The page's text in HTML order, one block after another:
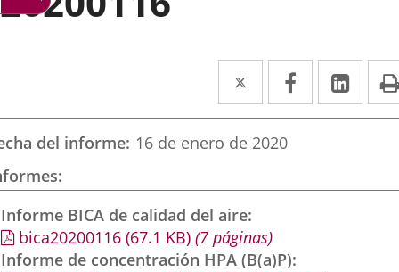
Twitter
Enlace
a
una
externa.
Facebook
Enlace
a
externa.
a
del informe 16 de enero de 2020
Informe BICA de calidad del aire
bica20200116 (67.1 KB) (7 páginas)
Informe de concentración HPA (B(a)P)